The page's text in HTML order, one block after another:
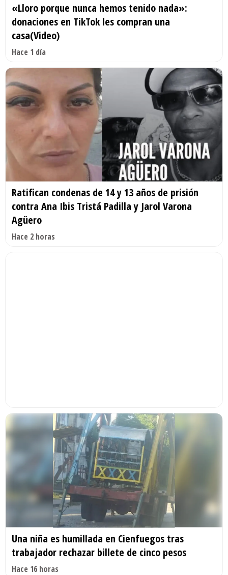
«Lloro porque nunca hemos tenido nada»:
donaciones en TikTok les compran una
casa(Video)
Hace 1 día
Ratifican condenas de 14 y 13 años de prisión
contra Ana Ibis Tristá Padilla y Jarol Varona
Agüero
Hace 2 horas
Una niña es humillada en Cienfuegos tras
trabajador rechazar billete de cinco pesos
Hace 16 horas